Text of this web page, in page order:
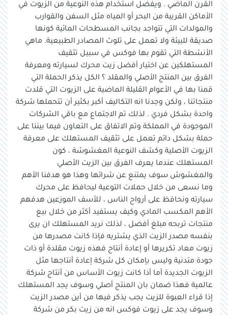
القرن الماضي . ويفضل استخدام هذه النوعية من الزيوت في
الأماكن القريبة من البحر أو المياه مثل السفن والقوارب
والمولدات التي تتواجد بجانب المسطحات المائية كونها
صديقة للبيئة ولا تعمل على تلوث المصادر الطبيعية. ماهي
الأنشطة التي تقوم بها فوكس في سبيل تثقيف
المستهلكين عن اختيار أفضل زيت محرك لسيارته ومعرفة
الفرق بين المنتج الأصلي والمقلد ؟ الكل يذكر الحملة التي
قمنا بها في الأعوام القليلة الماضية على الزيوت التي قلدت
منتجاتنا ، ولكن وجدنا انه التكاليف أكبر بكثير أن تتحملها شركة
واحدة بشكل فردي . لذلك تم الاجتماع مع باقي الشركات
الموجودة في المملكة وتم الاتفاق على التعاون فيما بيننا على
حملة بشكل دائم تعمل على تثقيف المستهلك على معرفة
الزيوت الأصلية وكشف النوعية المغشوشة ، كون
المستهلك عندما يعرف الفرق بين الزيت الأصلي
والمغشوش سوف يمتنع عن شرائها وهذا هو هدفنا الأهم
وما نسعى من خلال حملات التوعية ليحافظ على محرك
سيارته ونحافظ على أرواح الناس ، للأسف الموزعين هدفهم
الأهم المكسب المادي وكيف يستفيد أكثر من خلال بيع
منتجات تربحه مبلغ أفضل ، لذلك نريد المستهلك ان يرى
بنفسه مصدر الزيت الذي يشتريه فإذا كانت مصدرها من
زيوت معاد تكريرها أو إعادة أنتاج فهذه زيوت مقلدة أو ذات
جودة متدنية وليس بإمكان كل شركة إعادة أنتاجها مثل
الزيوت الجديدة أما أذا كانت زيوت الأساس من أنتاج شركة
عالمية فهذا ضمان بان المنتج أصلي وسوف يجد المستهلك
إذا قراء العبوة للزيت يجب يذكر فيها من أين مصدر الزيت
وسوف يجد على زيوت فوكس انه من زيت بكر من شركة